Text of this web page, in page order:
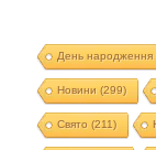
День народження
Новини (299)
Свято (211)